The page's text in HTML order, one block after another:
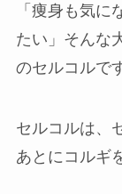
「痩身も気
たい」そんな
のセルコルで
セルコルは、
あとにコルギ